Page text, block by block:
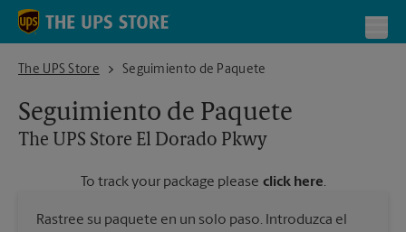
Skip to content
Return to Nav
The UPS Store
The UPS Store El Dorado PkwySeguimiento de Paquete
Seguimiento de Paquete
The UPS Store El Dorado Pkwy
To track your package please click here.
Rastree su paquete en un solo paso. Introduzca el